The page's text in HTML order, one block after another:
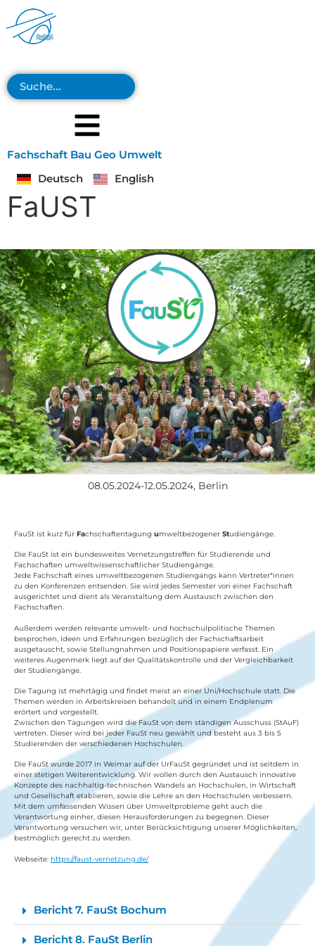
Fachschaft Bau Geo Umwelt
Deutsch
English
FaUST
08.05.2024-12.05.2024, Berlin
FauSt ist kurz für Fachschaftentagung umweltbezogener Studiengänge.
Die FauSt ist ein bundesweites Vernetzungstreffen für Studierende und
Fachschaften umweltwissenschaftlicher Studiengänge.
Jede Fachschaft eines umweltbezogenen Studiengangs kann Vertreter*innen
zu den Konferenzen entsenden. Sie wird jedes Semester von einer Fachschaft
ausgerichtet und dient als Veranstaltung dem Austausch zwischen den
Fachschaften.
Außerdem werden relevante umwelt- und hochschulpolitische Themen
besprochen, Ideen und Erfahrungen bezüglich der Fachschaftsarbeit
ausgetauscht, sowie Stellungnahmen und Positionspapiere verfasst. Ein
weiteres Augenmerk liegt auf der Qualitätskontrolle und der Vergleichbarkeit
der Studiengänge.
Die Tagung ist mehrtägig und findet meist an einer Uni/Hochschule statt. Die
Themen werden in Arbeitskreisen behandelt und in einem Endplenum
erörtert und vorgestellt.
Zwischen den Tagungen wird die FauSt von dem ständigen Ausschuss (StAuF)
vertreten. Dieser wird bei jeder FauSt neu gewählt und besteht aus 3 bis 5
Studierenden der verschiedenen Hochschulen.
Die FauSt wurde 2017 in Weimar auf der UrFauSt gegründet und ist seitdem in
einer stetigen Weiterentwicklung. Wir wollen durch den Austausch innovative
Konzepte des nachhaltig-technischen Wandels an Hochschulen, in Wirtschaft
und Gesellschaft etablieren, sowie die Lehre an den Hochschulen verbessern.
Mit dem umfassenden Wissen über Umweltprobleme geht auch die
Verantwortung einher, diesen Herausforderungen zu begegnen. Dieser
Verantwortung versuchen wir, unter Berücksichtigung unserer Möglichkeiten,
bestmöglich gerecht zu werden.
Webseite: https://faust-vernetzung.de/
Bericht 7. FauSt Bochum
Bericht 8. FauSt Berlin